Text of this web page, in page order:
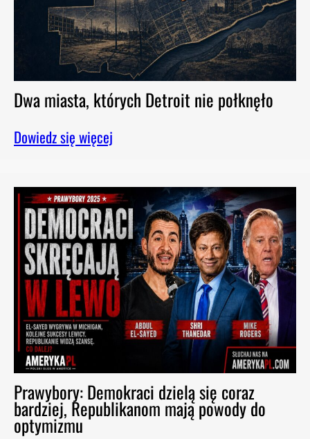
Dwa miasta, których Detroit nie połknęło
Dowiedz się więcej
Prawybory: Demokraci dzielą się coraz
bardziej, Republikanom mają powody do
optymizmu